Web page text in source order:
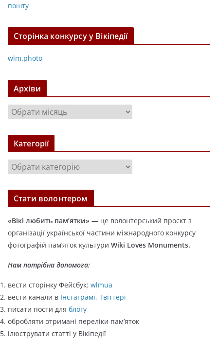
пошту
Сторінка конкурсу у Вікіпедії
wlm.photo
Архіви
р
х
в
Категорії
а
т
о
р
і
ї
Стати волонтером
«Вікі любить пам’ятки» — це волонтерський проєкт з
організації української частини міжнародного конкурсу
фотографій пам’яток культури Wiki Loves Monuments.
Нам потрібна допомога:
вести сторінку Фейсбук: wlmua
вести канали в Інстаграмі, Твіттері
писати пости для блогу
обробляти отримані переліки пам’яток
ілюструвати статті у Вікіпедії